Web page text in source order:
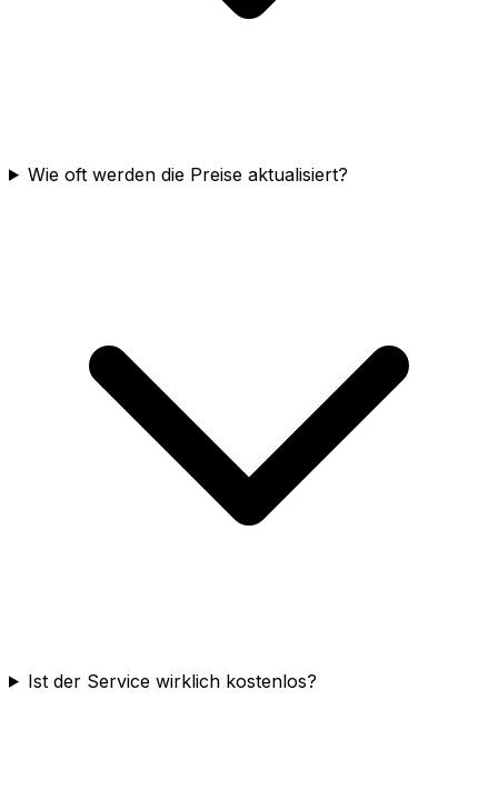
Wie oft werden die Preise aktualisiert?
Ist der Service wirklich kostenlos?